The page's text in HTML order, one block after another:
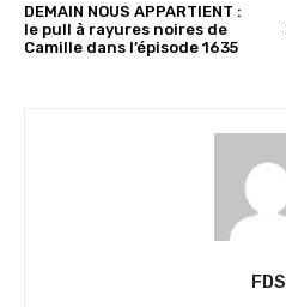
DEMAIN NOUS APPARTIENT :
le pull à rayures noires de
Camille dans l’épisode 1635
FDS